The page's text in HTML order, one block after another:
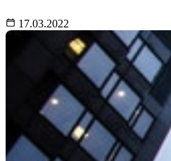
17.03.2022